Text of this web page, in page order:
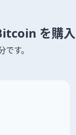
を購
す。